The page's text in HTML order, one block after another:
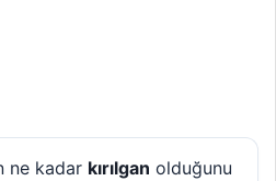
ne kadar kırılgan olduğunu